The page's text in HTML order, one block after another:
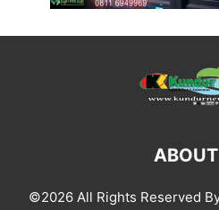
©2026 All Rights Reserved